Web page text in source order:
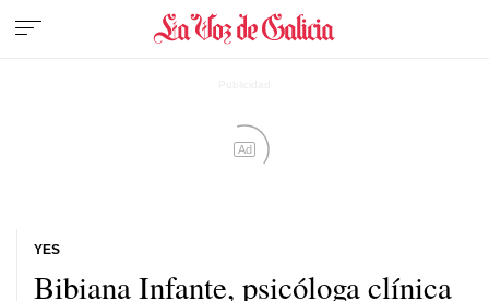
Ad
Bibiana Infante, psicóloga clínica
YES